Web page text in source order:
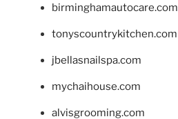
birminghamautocare.com
tonyscountrykitchen.com
jbellasnailspa.com
mychaihouse.com
alvisgrooming.com